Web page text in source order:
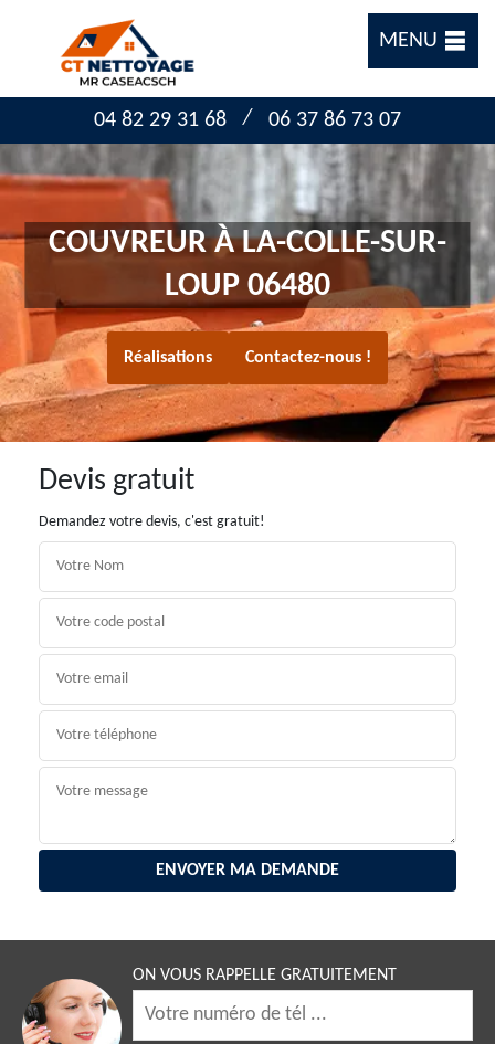
MENU
04 82 29 31 68 / 06 37 86 73 07
COUVREUR À LA-COLLE-SUR-
LOUP 06480
Réalisations Contactez-nous !
Devis gratuit
Demandez votre devis, c'est gratuit!
ON VOUS RAPPELLE GRATUITEMENT